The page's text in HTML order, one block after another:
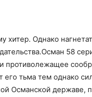
Однако
58
противолежащее
его тьма тем однако
Османской державе,